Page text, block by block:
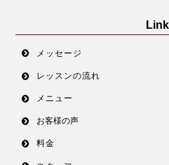
Link
メッセージ
レッスンの流れ
メニュー
お客様の声
料金